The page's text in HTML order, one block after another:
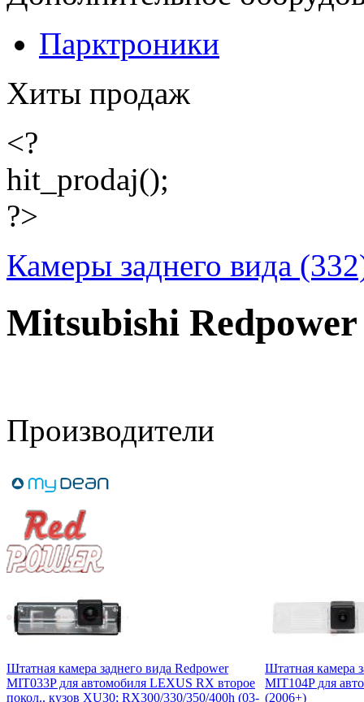
Парктроники
Хиты продаж
<?
hit_prodaj();
?>
Камеры заднего вида
Mitsubishi Redpower
Производители
Штатная камера заднего вида Redpower
MIT033P для автомобиля LEXUS RX второе
покол., кузов XU30; RX300/330/350/400h (03-
Штатная камера
MIT104P для
(2006+)